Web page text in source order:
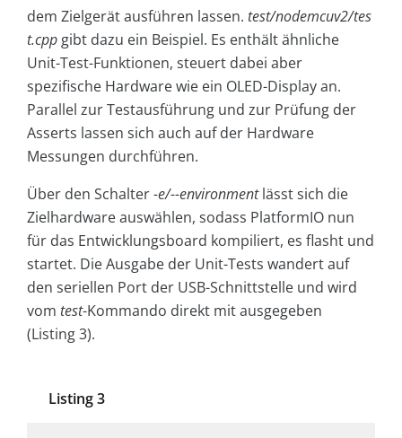
dem Zielgerät ausführen lassen. test/nodemcuv2/tes
t.cpp gibt dazu ein Beispiel. Es enthält ähnliche
Unit-Test-Funktionen, steuert dabei aber
spezifische Hardware wie ein OLED-Display an.
Parallel zur Testausführung und zur Prüfung der
Asserts lassen sich auch auf der Hardware
Messungen durchführen.
Über den Schalter-e/--environmentlässt sich die
Zielhardware auswählen, sodass PlatformIO nun
für das Entwicklungsboard kompiliert, es flasht und
startet. Die Ausgabe der Unit-Tests wandert auf
den seriellen Port der USB-Schnittstelle und wird
vom test-Kommando direkt mit ausgegeben
(Listing 3).
Listing 3